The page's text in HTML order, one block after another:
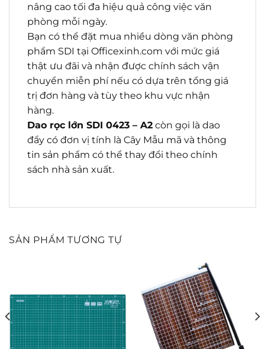
nâng cao tối đa hiệu quả công việc văn
phòng mỗi ngày.
Bạn có thể đặt mua nhiều dòng văn phòng
phẩm SDI tại Officexinh.com với mức giá
thật ưu đãi và nhận được chính sách vận
chuyển miễn phí nếu có dựa trên tổng giá
trị đơn hàng và tùy theo khu vực nhận
hàng.
Dao rọc lớn SDI 0423 – A2 còn gọi là dao
đẩy có đơn vị tính là Cây Mẫu mã và thông
tin sản phẩm có thể thay đổi theo chính
sách nhà sản xuất.
SẢN PHẨM TƯƠNG TỰ